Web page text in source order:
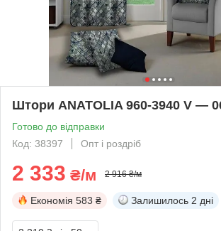
Штори ANATOLIA 960-3940 V —
Готово до відправки
Код: 38397
Опт і роздріб
2 333 ₴/м 2 916 ₴/м
Економія 583 ₴ Залишилось 2 дні